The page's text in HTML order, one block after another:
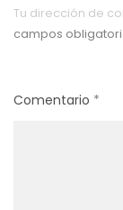
Tu dirección de
campos
Comentario *